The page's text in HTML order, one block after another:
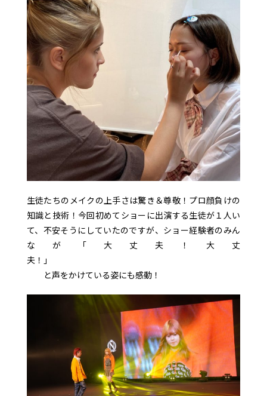
生徒たちのメイクの上手さは驚き＆尊敬！プロ顔負けの
知識と技術！今回初めてショーに出演する生徒が１人い
て、不安そうにしていたのですが、ショー経験者のみん
なが「大丈夫！大丈
夫！」
と声をかけている姿にも感動！